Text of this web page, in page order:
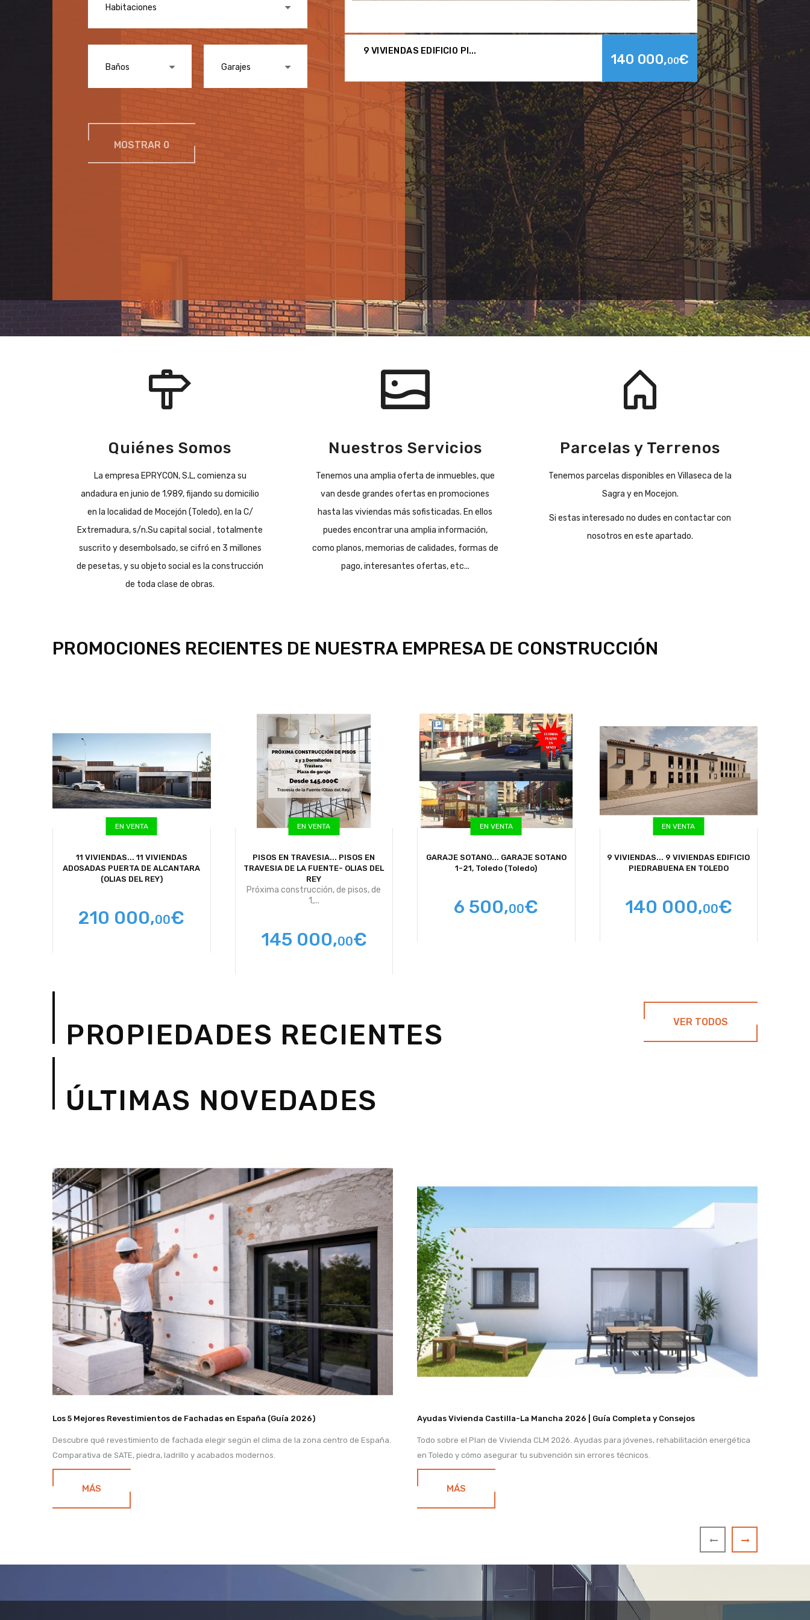
Habitaciones
Baños Garajes
MOSTRAR 0
140 000,
PISOS EN TRAVESIA DE LA...
Próxima construcción, ... 145 000,00€
11 VIVIENDAS
Quiénes Somos
La empresa EPRYCON, S.L, comienza su
andadura en junio de 1.989, fijando su domicilio
en la localidad de Mocejón (Toledo), en la C/
Extremadura, s/n.Su capital social , totalmente
suscrito y desembolsado, se cifró en 3 millones
de pesetas, y su objeto social es la construcción
de toda clase de obras.
Nuestros Servicios
Tenemos una amplia oferta de inmuebles, que
van desde grandes ofertas en promociones
hasta las viviendas más sofisticadas. En ellos
puedes encontrar una amplia información,
como planos, memorias de calidades, formas de
pago, interesantes ofertas, etc...
Parcelas y Terrenos
Tenemos parcelas disponibles en Villaseca de la
Sagra y en Mocejon.
Si estas interesado no dudes en contactar con
nosotros en este apartado.
PROMOCIONES RECIENTES DE NUESTRA EMPRESA DE CONSTRUCCIÓN
EN VENTA
11 VIVIENDAS... 11 VIVIENDAS
ADOSADAS PUERTA DE ALCANTARA
(OLIAS DEL REY)
210 000,00€
EN VENTA
PISOS EN TRAVESIA... PISOS EN
TRAVESIA DE LA FUENTE- OLIAS DEL
REY
Próxima construcción, de pisos, de
1,...
145 000,00€
EN VENTA
GARAJE SOTANO... GARAJE SOTANO
1-21, Toledo (Toledo)
6 500,00€
EN VENTA
9 VIVIENDAS... 9 VIVIENDAS EDIFICIO
PIEDRABUENA EN TOLEDO
140 000,00€
PROPIEDADES RECIENTES VER TODOS
ÚLTIMAS NOVEDADES
Los 5 Mejores Revestimientos de Fachadas en España (Guía 2026)
Descubre qué revestimiento de fachada elegir según el clima de la zona centro de España.
Comparativa de SATE, piedra, ladrillo y acabados modernos.
MÁS
Ayudas Vivienda Castilla-La Mancha 2026 | Guía Completa y Consejos
Todo sobre el Plan de Vivienda CLM 2026. Ayudas para jóvenes, rehabilitación energética
en Toledo y cómo asegurar tu subvención sin errores técnicos.
MÁS